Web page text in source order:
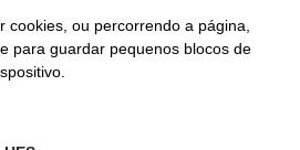
PORTUGUESE
cookies, ou percorrendo a página,
para guardar pequenos blocos de